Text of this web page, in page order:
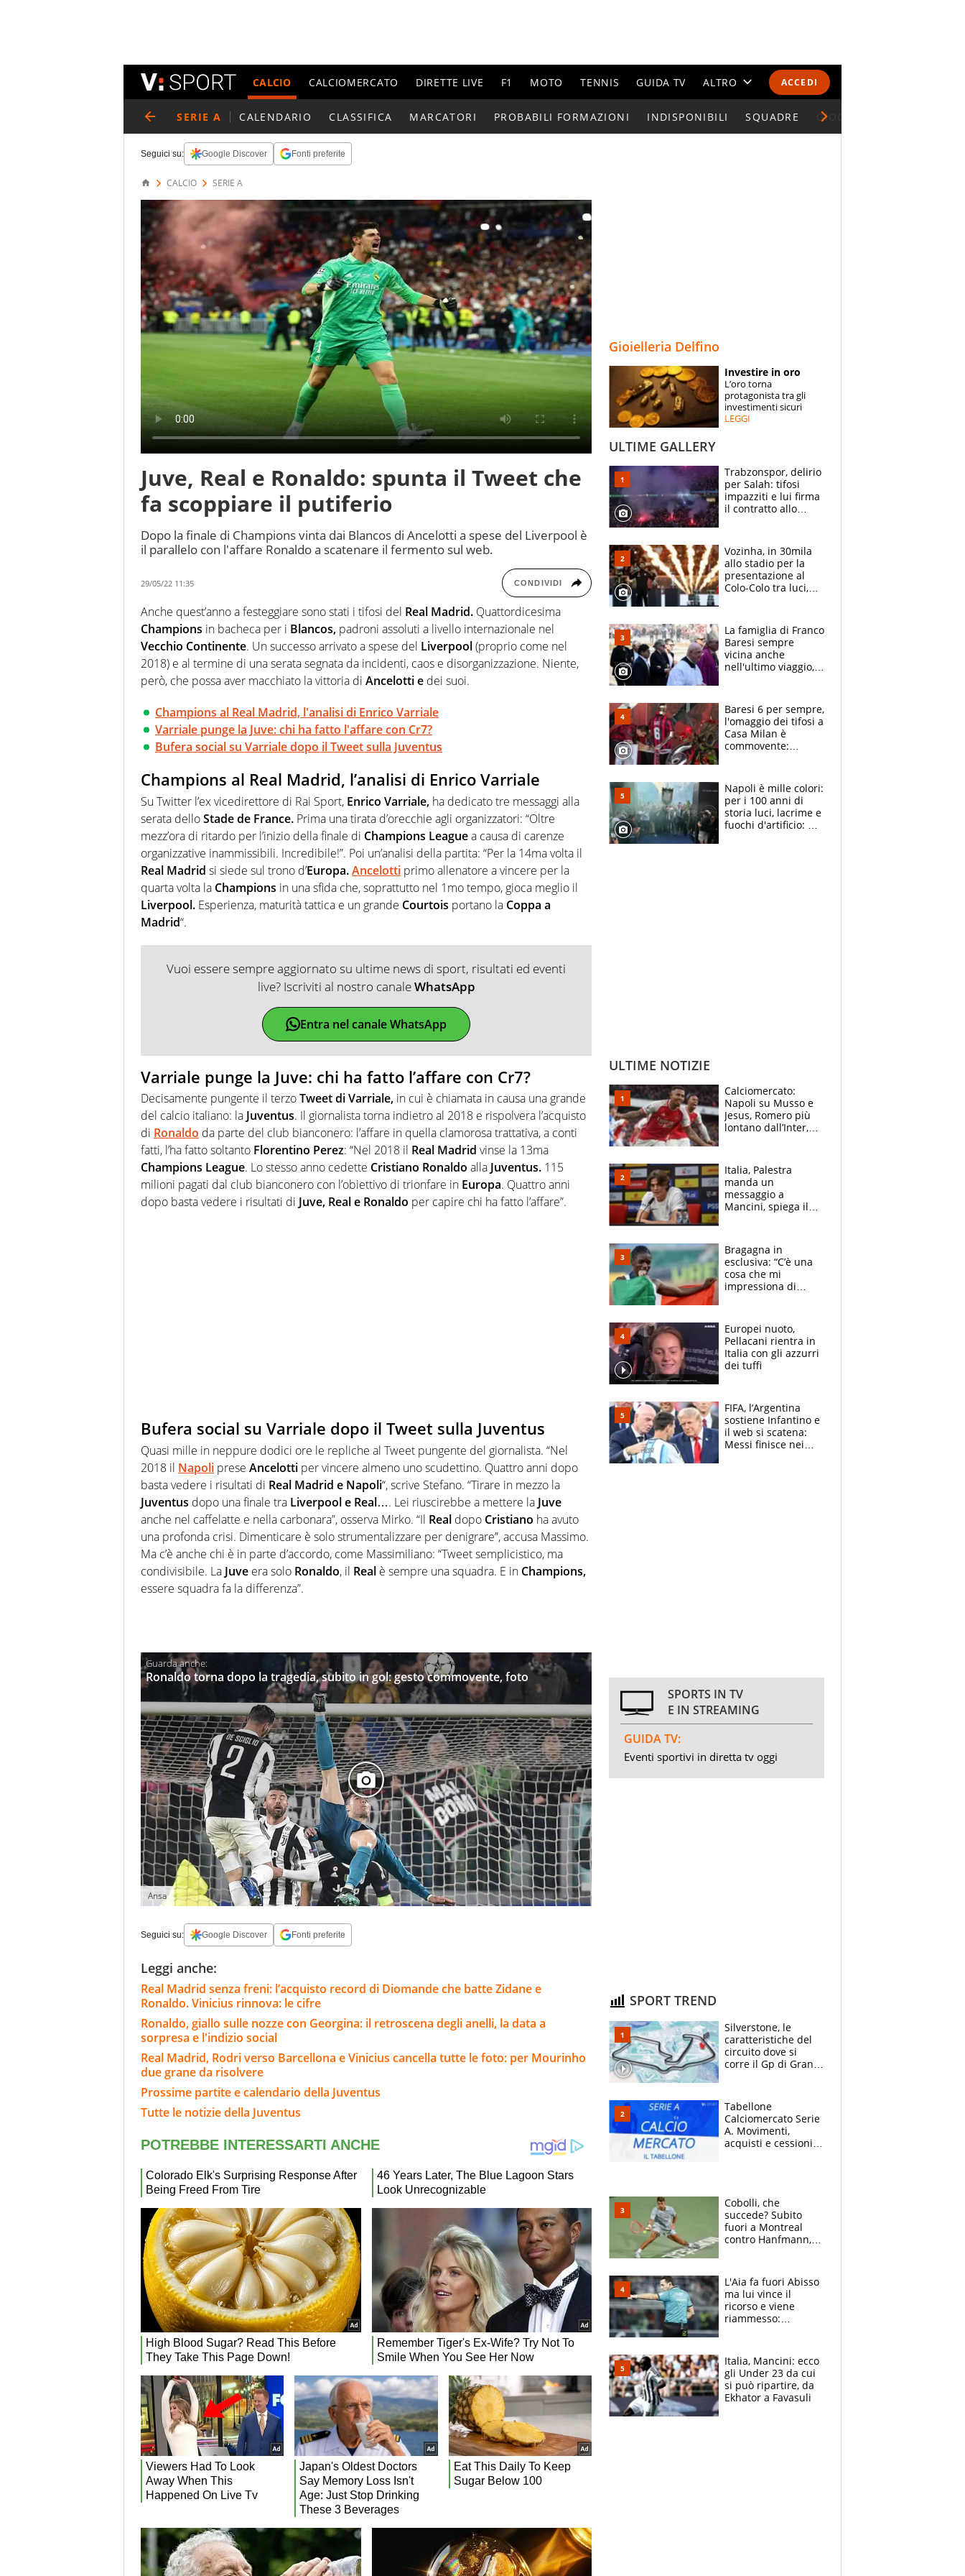
ACCEDI
CALCIO CALCIOMERCATO DIRETTE LIVE F1 MOTO TENNIS GUIDA TV ALTRO
CALENDARI E CLASSIFICHE
ESPERTI
CONTATTI
SERIE A CALENDARIO CLASSIFICA MARCATORI PROBABILI FORMAZIONI INDISPONIBILI SQUADRE GIOCATORI SERIE A
Seguici su: Google Discover Fonti preferite
CALCIO SERIE A
Juve, Real e Ronaldo: spunta il Tweet che
fa scoppiare il putiferio
Dopo la finale di Champions vinta dai Blancos di Ancelotti a spese del Liverpool è
il parallelo con l'affare Ronaldo a scatenare il fermento sul web.
29/05/22 11:35 CONDIVIDI
Anche quest’anno a festeggiare sono stati i tifosi del Real Madrid. Quattordicesima
Champions in bacheca per i Blancos, padroni assoluti a livello internazionale nel
Vecchio Continente. Un successo arrivato a spese del Liverpool(proprio come nel
2018) e al termine di una serata segnata da incidenti, caos e disorganizzazione. Niente,
però, che possa aver macchiato la vittoria di Ancelotti e dei suoi.
Champions al Real Madrid, l'analisi di Enrico Varriale
Varriale punge la Juve: chi ha fatto l'affare con Cr7?
Bufera social su Varriale dopo il Tweet sulla Juventus
Champions al Real Madrid, l’analisi di Enrico Varriale
Su Twitter l’ex vicedirettore di Rai Sport, Enrico Varriale, ha dedicato tre messaggi alla
serata delloStade de France. Prima una tirata d’orecchie agli organizzatori: “Oltre
mezz’ora di ritardo per l’inizio della finale di Champions Leaguea causa di carenze
organizzative inammissibili. Incredibile!”. Poi un’analisi della partita: “Per la 14ma volta il
Real Madrid si siede sul trono d’Europa.Ancelotti primo allenatore a vincere per la
quarta volta la Champions in una sfida che, soprattutto nel 1mo tempo, gioca meglio il
Liverpool. Esperienza, maturità tattica e un grande Courtois portano la Coppa a
Madrid“.
Vuoi essere sempre aggiornato su ultime news di sport, risultati ed eventi
live? Iscriviti al nostro canaleWhatsApp
Entra nel canale WhatsApp
Varriale punge la Juve: chi ha fatto l’affare con Cr7?
Decisamente pungente il terzoTweet di Varriale, in cui è chiamata in causa una grande
del calcio italiano: la Juventus. Il giornalista torna indietro al 2018 e rispolvera l’acquisto
di Ronaldo da parte del club bianconero: l’affare in quella clamorosa trattativa, a conti
fatti, l’ha fatto soltanto Florentino Perez: “Nel 2018 il Real Madrid vinse la 13ma
Champions League. Lo stesso anno cedette Cristiano Ronaldo alla Juventus. 115
milioni pagati dal club bianconero con l’obiettivo di trionfare in Europa. Quattro anni
dopo basta vedere i risultati di Juve, Real e Ronaldo per capire chi ha fatto l’affare”.
Bufera social su Varriale dopo il Tweet sulla Juventus
Quasi mille in neppure dodici ore le repliche al Tweet pungente del giornalista. “Nel
2018 il Napoli prese Ancelotti per vincere almeno uno scudettino. Quattro anni dopo
basta vedere i risultati di Real Madrid e Napoli“, scrive Stefano. “Tirare in mezzo la
Juventus dopo una finale tra Liverpool e Real…. Lei riuscirebbe a mettere la Juve
anche nel caffelatte e nella carbonara”, osserva Mirko. “Il Real dopo Cristiano ha avuto
una profonda crisi. Dimenticare è solo strumentalizzare per denigrare”, accusa Massimo.
Ma c’è anche chi è in parte d’accordo, come Massimiliano: “Tweet semplicistico, ma
condivisibile. La Juve era solo Ronaldo, il Real è sempre una squadra. E in Champions,
essere squadra fa la differenza”.
Ronaldo torna dopo la tragedia, subito in gol: gesto commovente, foto
Ansa
Seguici su: Google Discover Fonti preferite
Leggi anche:
Real Madrid senza freni: l’acquisto record di Diomande che batte Zidane e
Ronaldo. Vinicius rinnova: le cifre
Ronaldo, giallo sulle nozze con Georgina: il retroscena degli anelli, la data a
sorpresa e l'indizio social
Real Madrid, Rodri verso Barcellona e Vinicius cancella tutte le foto: per Mourinho
due grane da risolvere
Prossime partite e calendario della Juventus
Tutte le notizie della Juventus
Gioielleria Delfino
Investire in oro
L’oro torna
protagonista tra gli
investimenti sicuri
LEGGI
ULTIME GALLERY
Trabzonspor, delirio
per Salah: tifosi
impazziti e lui firma
il contratto allo
Vozinha, in 30mila
allo stadio per la
presentazione al
Colo-Colo tra luci,
La famiglia di Franco
Baresi sempre
vicina anche
nell'ultimo viaggio,
circondati
dall'affetto dei tifosi
Baresi 6 per sempre,
l'omaggio dei tifosi a
Casa Milan è
commovente:
bigliettini
Napoli è mille colori:
per i 100 anni di
storia luci, lacrime e
fuochi d'artificio: De
ULTIME NOTIZIE
Calciomercato:
Napoli su Musso e
Jesus, Romero più
lontano dall’Inter,
tabellone
Italia, Palestra
manda un
messaggio a
Mancini, spiega il
l'alleanza con
Donnarumma
Bragagna in
esclusiva: “C’è una
cosa che mi
impressiona di
E svela la sorpresa
agli Europei
Europei nuoto,
Pellacani rientra in
Italia con gli azzurri
dei tuffi
FIFA, l’Argentina
sostiene Infantino e
il web si scatena:
Messi finisce nei
SPORTS IN TV
E IN STREAMING
GUIDA TV:
Eventi sportivi in diretta tv oggi
SPORT TREND
Silverstone, le
caratteristiche del
circuito dove si
corre il Gp di Gran
Tabellone
Calciomercato Serie
A. Movimenti,
acquisti e cessioni:
Cobolli, che
succede? Subito
fuori a Montreal
contro Hanfmann,
L'Aia fa fuori Abisso
ma lui vince il
ricorso e viene
riammesso:
Italia, Mancini: ecco
gli Under 23 da cui
si può ripartire, da
Ekhator a Favasuli